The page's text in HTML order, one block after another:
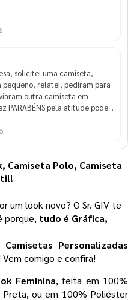
solicitei uma camiseta,
pequeno, relatei, pediram para
outra camiseta em
PARABÉNS pela atitude pode
cliente mais sim um
para várias empresas já que
Camiseta Polo, Camiseta
um look novo? O Sr. GIV te
porque, tudo é Gráfica,
Camisetas Personalizadas
comigo e confira!
Feminina, feita em 100%
Preta, ou em 100% Poliéster